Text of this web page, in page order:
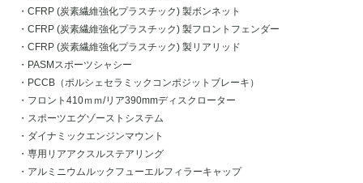
・CFRP (炭素繊維強化プラスチック) 製ボンネット
・CFRP (炭素繊維強化プラスチック) 製フロントフェンダー
・CFRP (炭素繊維強化プラスチック) 製リアリッド
・PASMスポーツシャシー
・PCCB（ポルシェセラミックコンポジットブレーキ）
・フロント410ｍｍ/リア390mmディスクローター
・スポーツエグゾーストシステム
・ダイナミックエンジンマウント
・専用リアアクスルステアリング
・アルミニウムルックフューエルフィラーキャップ